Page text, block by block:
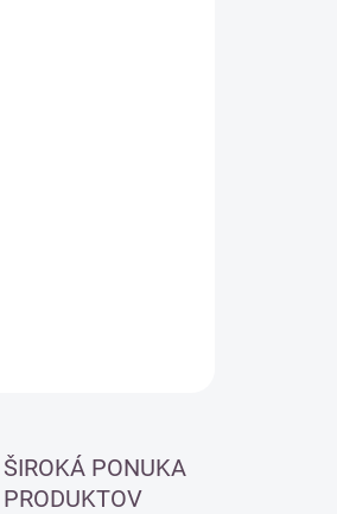
ŠIROKÁ PONUKA
PRODUKTOV